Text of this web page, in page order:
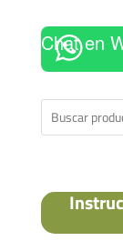
Chat en